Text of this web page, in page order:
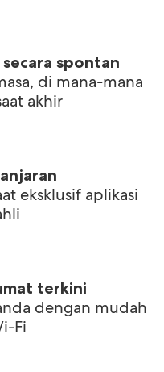
spontan
di mana-mana
akhir
eksklusif aplikasi
terkini
dengan mudah
Fi